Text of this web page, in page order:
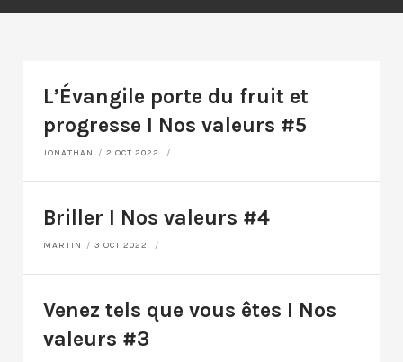
L’Évangile porte du fruit et
progresse I Nos valeurs #5
JONATHAN 2 OCT 2022
Briller I Nos valeurs #4
MARTIN 3 OCT 2022
Venez tels que vous êtes I Nos
valeurs #3